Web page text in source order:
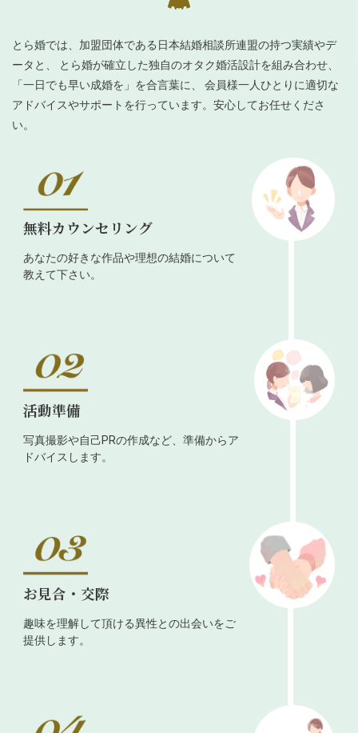
とら婚では、加盟団体である日本結婚相談所連盟の持つ実績やデ
ータと、 とら婚が確立した独自のオタク婚活設計を組み合わせ、
「一日でも早い成婚を」を合言葉に、 会員様一人ひとりに適切な
アドバイスやサポートを行っています。安心してお任せくださ
い。
無料カウンセリング
あなたの好きな作品や理想の結婚について
教えて下さい。
活動準備
写真撮影や自己PRの作成など、準備からア
ドバイスします。
お見合・交際
趣味を理解して頂ける異性との出会いをご
提供します。